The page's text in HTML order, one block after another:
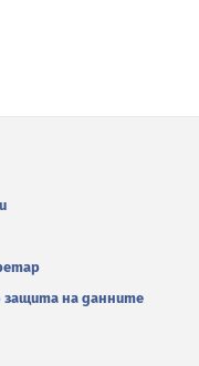
защита на данните